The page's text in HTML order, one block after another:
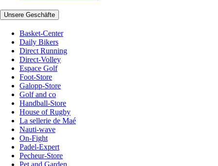
Unsere Geschäfte
Basket-Center
Daily Bikers
Direct Running
Direct-Volley
Espace Golf
Foot-Store
Galopp-Store
Golf and co
Handball-Store
House of Rugby
La sellerie de Maé
Nauti-wave
On-Fight
Padel-Expert
Pecheur-Store
Pet and Garden